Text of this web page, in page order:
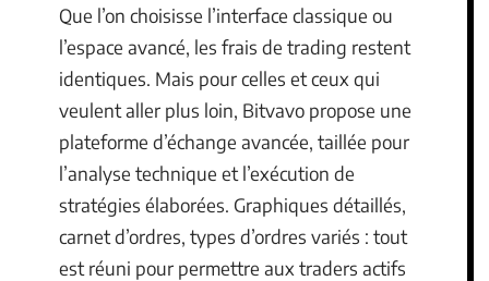
Que l’on choisisse l’interface classique ou
l’espace avancé, les frais de trading restent
identiques. Mais pour celles et ceux qui
veulent aller plus loin, Bitvavo propose une
plateforme d’échange avancée, taillée pour
l’analyse technique et l’exécution de
stratégies élaborées. Graphiques détaillés,
carnet d’ordres, types d’ordres variés : tout
est réuni pour permettre aux traders actifs